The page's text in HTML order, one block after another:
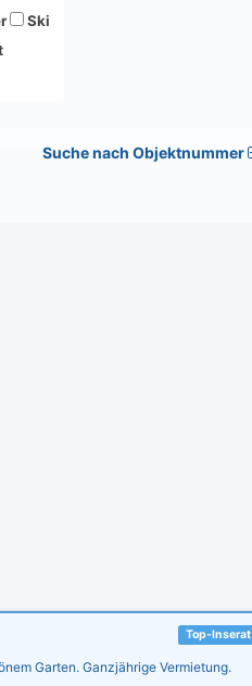
Ski
Suche nach Objektnummer
Top-Inserat
Garten. Ganzjährige Vermietung.